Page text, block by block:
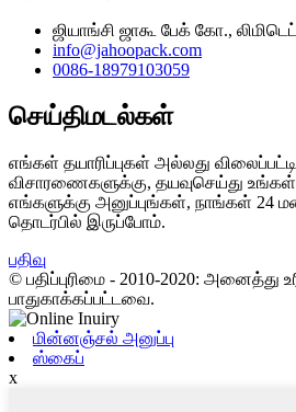
ஜியாங்சி ஜாகூ பேக் கோ.,
info@jahoopack.com
0086-18979103059
செய்திமடல்கள்
எங்கள் தயாரிப்புகள் அல்லது
விசாரணைகளுக்கு, தயவுசெய்து
எங்களுக்கு அனுப்புங்கள், நாங்கள் 24
தொடர்பில் இருப்போம்.
பதிவு
© பதிப்புரிமை - 2010-2020: அனைத்து
பாதுகாக்கப்பட்டவை.
மின்னஞ்சல் அனுப்பு
ஸ்கைப்
x